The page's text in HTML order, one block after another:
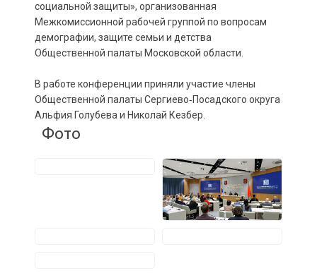
социальной защиты», организованная
Межкомиссионной рабочей группой по вопросам
демографии, защите семьи и детства
Общественной палаты Московской области.
В работе конференции приняли участие члены
Общественной палаты Сергиево‑Посадского округа
Альфия Голубева и Николай Кезбер.
Фото